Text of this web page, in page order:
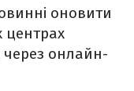
оновити
центрах
онлайн-